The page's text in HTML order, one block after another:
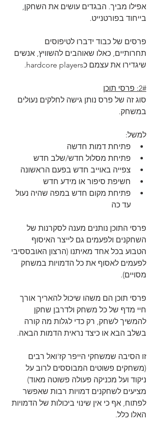
אפילו מביך. הבגדים עושים את השחקן,
בייחוד בפורטנייט.
פרסים של כבוד ידברו לטיפוסים
תחרותיים, כאלו שאוהבים להשוויץ, אנשים
שיגדירו את עצמם כhardcore players.
2#: פרסי תוכן
סוג זה של פרס נותן גישה לחלקים נעולים
במשחק.
למשל:
פתיחת דמות חדשה
פתיחת מסלול חדש/שלב חדש
צפייה באוייב חדש בפעם הראשונה
חשיפת סיפור או מידע חדש
פתיחת מקום חדש במפה שהיה נעול
עד כה
פרסי התוכן נותנים מענה לסקרנות של
השחקנים ולפעמים גם לייצר האיסוף
הטבוע בכל אחד מאיתנו (הרצון האובססיבי
לפעמים לאסוף את כל הדמויות במשחק
מסויים).
פרסי תוכן הם משהו שיכול להאריך אורך
חיי מדף של כל משחק ולדרבן שחקן
להמשיך לשחק, רק כדי לגלות מה קורה
בשלב הבא או כיצד נראית הדמות הבאה.
זו הסיבה שמשחקי הייפר קז'ואל רבים
(משחקים פשוטים המבוססים לרוב על
ניקוד ועל מכניקה פעולה פשוטה מאוד)
מציעים לשחקנים דמויות רבות שאפשר
לפתוח, אף כי אין שינוי ביכולות של הדמויות
האלו כלל.